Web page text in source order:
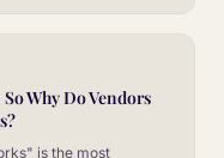
Why Do Vendors
is the most